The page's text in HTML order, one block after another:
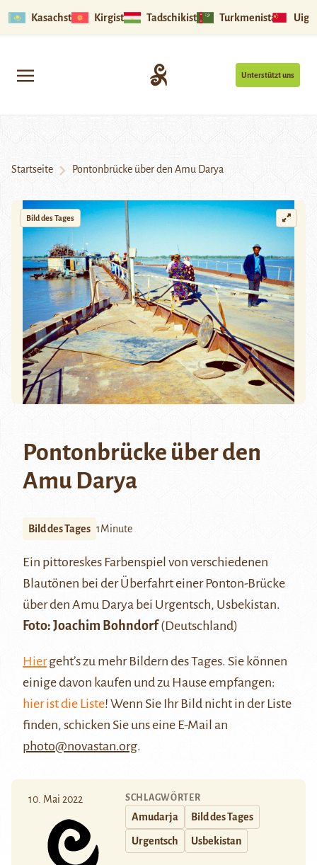
Kasachstan Kirgistan Tadschikistan Turkmenistan
Unterstützt uns
Startseite Pontonbrücke über den Amu Darya
Bild des Tages
Pontonbrücke über den
Amu Darya
Bild des Tages 1Minute
Ein pittoreskes Farbenspiel von verschiedenen
Blautönen bei der Überfahrt einer Ponton-Brücke
über den Amu Darya bei Urgentsch, Usbekistan.
Foto: Joachim Bohndorf(Deutschland)
Hiergeht’s zu mehr Bildern des Tages. Sie können
einige davon kaufen und zu Hause empfangen:
hier ist die Liste! Wenn Sie Ihr Bild nicht in der Liste
finden, schicken Sie uns eine E-Mail an
photo@novastan.org.
10. Mai 2022 SCHLAGWÖRTER
Amudarja Bild des Tages
Urgentsch Usbekistan